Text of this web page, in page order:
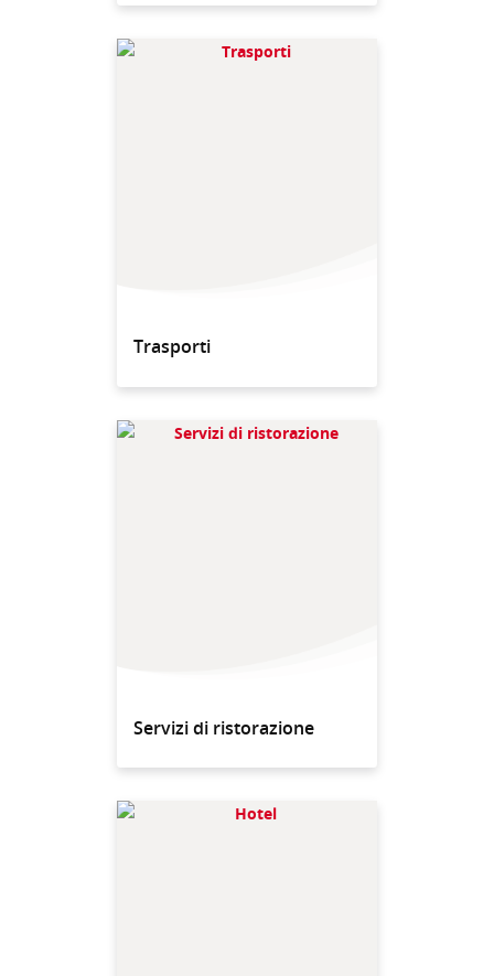
Trasporti
Servizi di ristorazione